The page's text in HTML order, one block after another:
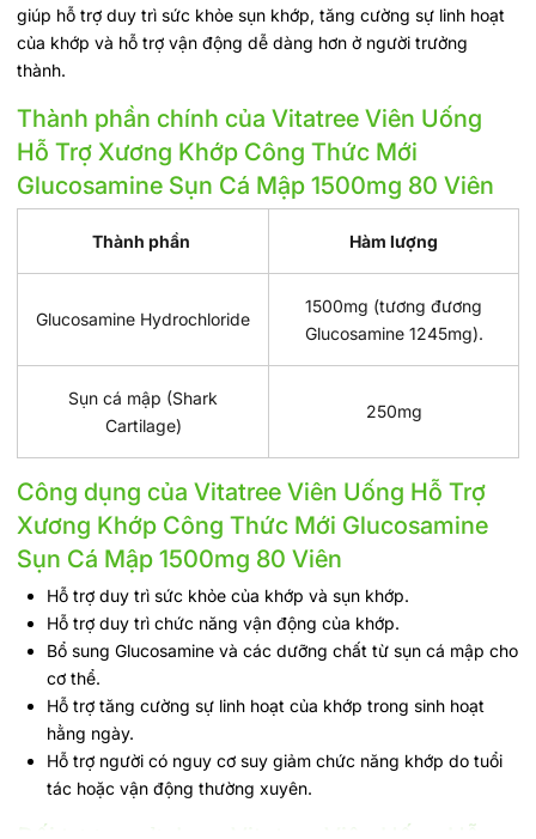
giúp hỗ trợ duy trì sức khỏe sụn khớp, tăng cường sự linh hoạt
của khớp và hỗ trợ vận động dễ dàng hơn ở người trưởng
thành.
Thành phần chính của Vitatree Viên Uống
Hỗ Trợ Xương Khớp Công Thức Mới
Glucosamine Sụn Cá Mập 1500mg 80 Viên
Thành phần Hàm lượng
Glucosamine Hydrochloride
1500mg (tương đương
Glucosamine 1245mg).
Sụn cá mập (Shark
Cartilage)
250mg
Công dụng của Vitatree Viên Uống Hỗ Trợ
Xương Khớp Công Thức Mới Glucosamine
Sụn Cá Mập 1500mg 80 Viên
Hỗ trợ duy trì sức khỏe của khớp và sụn khớp.
Hỗ trợ duy trì chức năng vận động của khớp.
Bổ sung Glucosamine và các dưỡng chất từ sụn cá mập cho
cơ thể.
Hỗ trợ tăng cường sự linh hoạt của khớp trong sinh hoạt
hằng ngày.
Hỗ trợ người có nguy cơ suy giảm chức năng khớp do tuổi
tác hoặc vận động thường xuyên.